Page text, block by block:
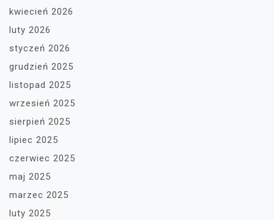
kwiecień 2026
luty 2026
styczeń 2026
grudzień 2025
listopad 2025
wrzesień 2025
sierpień 2025
lipiec 2025
czerwiec 2025
maj 2025
marzec 2025
luty 2025